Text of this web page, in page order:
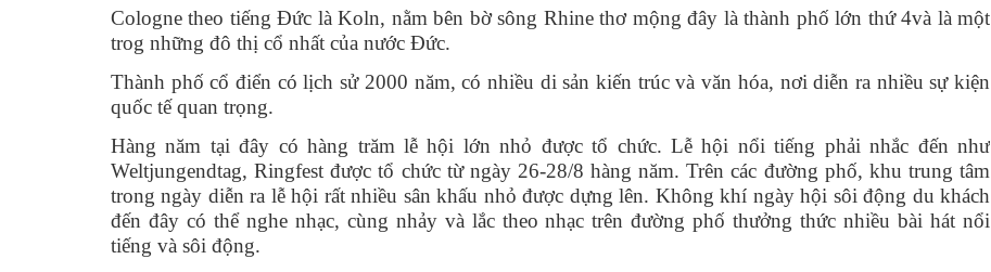
Cologne theo tiếng Đức là Koln, nằm bên bờ sông Rhine thơ mộng đây là thành phố lớn thứ 4và là một
trog những đô thị cổ nhất của nước Đức.
Thành phố cổ điển có lịch sử 2000 năm, có nhiều di sản kiến trúc và văn hóa, nơi diễn ra nhiều sự kiện
quốc tế quan trọng.
Hàng năm tại đây có hàng trăm lễ hội lớn nhỏ được tổ chức. Lễ hội nổi tiếng phải nhắc đến như
Weltjungendtag, Ringfest được tổ chức từ ngày 26-28/8 hàng năm. Trên các đường phố, khu trung tâm
trong ngày diễn ra lễ hội rất nhiều sân khấu nhỏ được dựng lên. Không khí ngày hội sôi động du khách
đến đây có thể nghe nhạc, cùng nhảy và lắc theo nhạc trên đường phố thưởng thức nhiều bài hát nổi
tiếng và sôi động.